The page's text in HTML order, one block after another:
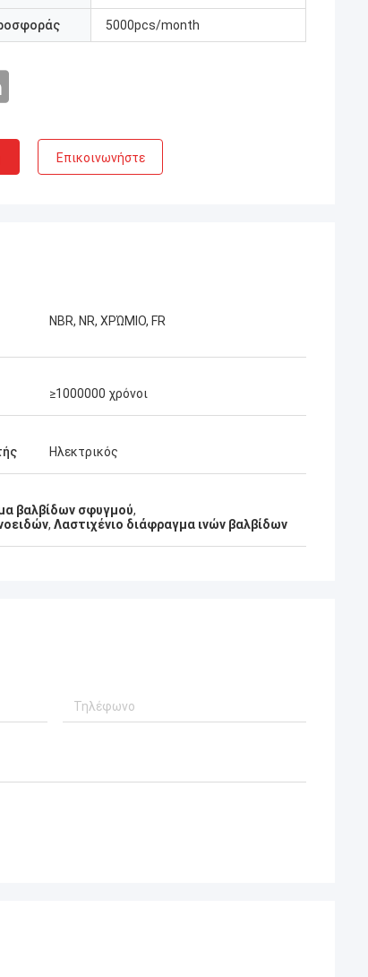
5000pcs/month
Επικοινωνήστε
NBR, NR, ΧΡΏΜΙΟ, FR
≥1000000 χρόνοι
Ηλεκτρικός
βαλβίδων σφυγμού,
, Λαστιχένιο διάφραγμα ινών βαλβίδων